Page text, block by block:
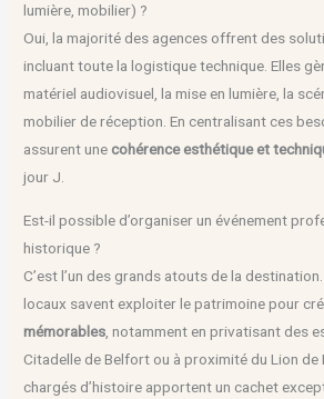
lumière, mobilier) ?
Oui, la majorité des agences offrent des
incluant toute la logistique technique. Elles
matériel audiovisuel, la mise en lumière, la
mobilier de réception. En centralisant ces
assurent une cohérence esthétique et
jour J.
Est-il possible d’organiser un événement
historique ?
C’est l’un des grands atouts de la
locaux savent exploiter le patrimoine pour
mémorables , notamment en privatisant des
Citadelle de Belfort ou à proximité du Lion de
chargés d’histoire apportent un cachet